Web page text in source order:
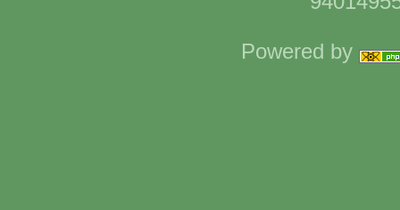
Powered by